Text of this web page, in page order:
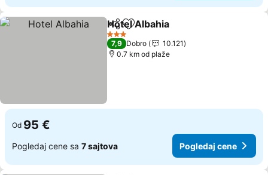
Deli Dodati u favorite
Hotel Albahia
3 Zvezdice
7,9 Dobro
10.121
0.7 km od plaže
Od 95 €
Pogledaj cene sa 7 sajtova Pogledaj cene